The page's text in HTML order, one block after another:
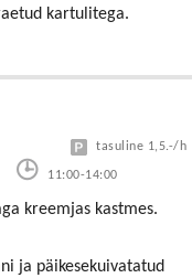
kartulitega.
11:00-14:00
tasuline 1,5.-/h
kreemjas kastmes.
ja päikesekuivatatud